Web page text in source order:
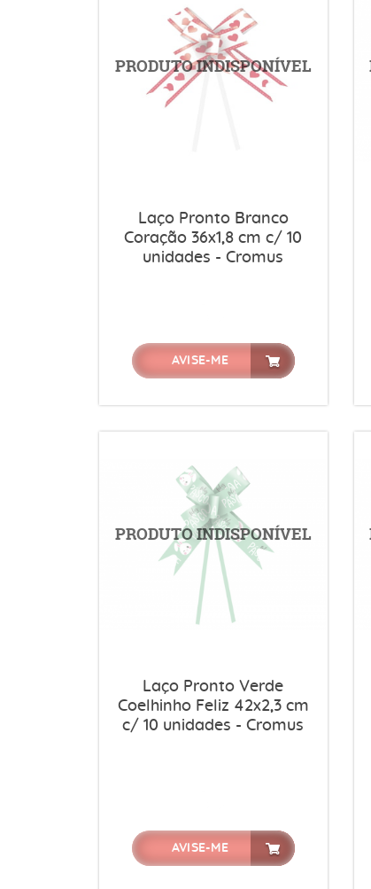
Laço Pronto Branco
Coração 36x1,8 cm c/ 10
unidades - Cromus
AVISE-ME
Laço Pronto Verde
Coelhinho Feliz 42x2,3 cm
c/ 10 unidades - Cromus
AVISE-ME